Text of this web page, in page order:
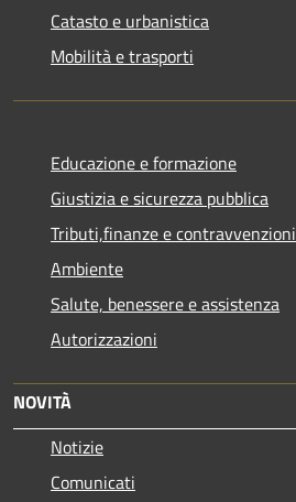
Catasto e urbanistica
Mobilità e trasporti
Educazione e formazione
Giustizia e sicurezza pubblica
Tributi,finanze e contravvenzioni
Ambiente
Salute, benessere e assistenza
Autorizzazioni
NOVITÀ
Notizie
Comunicati